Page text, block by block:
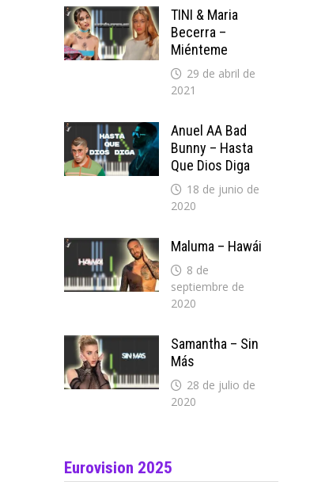
TINI & Maria
Becerra –
Miénteme
29 de abril de
2021
Anuel AA Bad
Bunny – Hasta
Que Dios Diga
18 de junio de
2020
Maluma – Hawái
8 de
septiembre de
2020
Samantha – Sin
Más
28 de julio de
2020
Eurovision 2025